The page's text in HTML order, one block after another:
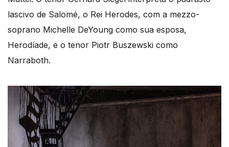
lascivo de Salomé, o Rei Herodes, com a mezzo-
soprano Michelle DeYoung como sua esposa,
Herodíade, e o tenor Piotr Buszewski como
Narraboth.